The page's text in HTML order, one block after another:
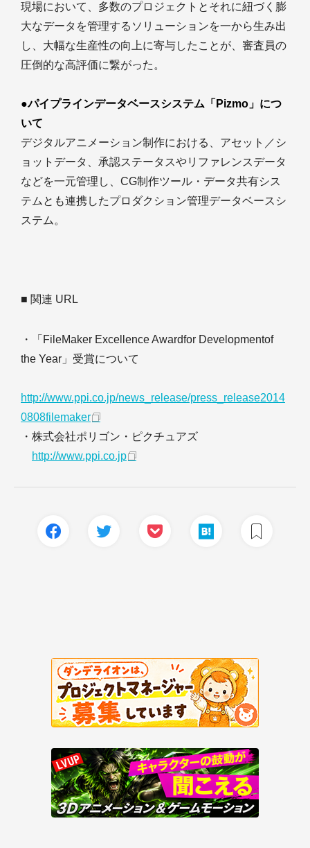
現場において、多数のプロジェクトとそれに紐づく膨
大なデータを管理するソリューションを一から生み出
し、大幅な生産性の向上に寄与したことが、審査員の
圧倒的な高評価に繋がった。
●パイプラインデータベースシステム「Pizmo」につ
いて
デジタルアニメーション制作における、アセット／シ
ョットデータ、承認ステータスやリファレンスデータ
などを一元管理し、CG制作ツール・データ共有シス
テムとも連携したプロダクション管理データベースシ
ステム。
■ 関連 URL
・「FileMaker Excellence Awardfor Developmentof
the Year」受賞について
http://www.ppi.co.jp/news_release/press_release2014
0808filemaker
・株式会社ポリゴン・ピクチュアズ
http://www.ppi.co.jp